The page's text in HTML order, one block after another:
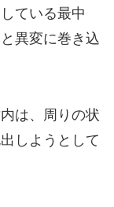
ている最中
異変に巻き込
は、周りの状
しようとして